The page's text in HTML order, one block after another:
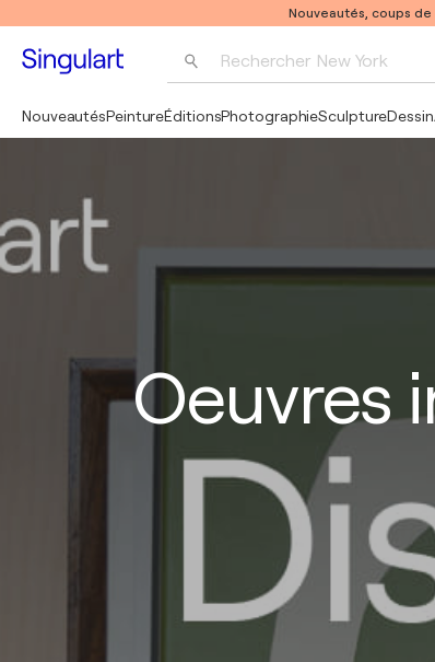
Nouveautés, coups
Rechercher New York
NouveautésPeintureÉditionsPhotographieSculptureDessin
Oeuvres